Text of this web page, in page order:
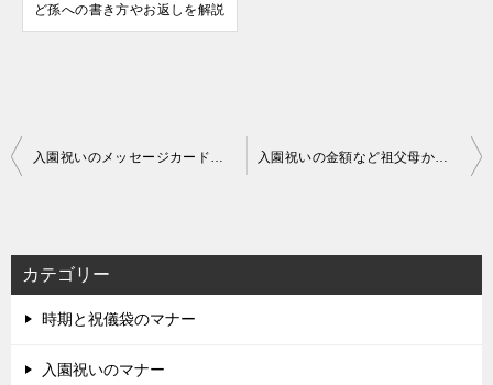
ど孫への書き方やお返しを解説
投
ビ
ゲ
ー
シ
カテゴリー
時期と祝儀袋のマナー
入園祝いのマナー